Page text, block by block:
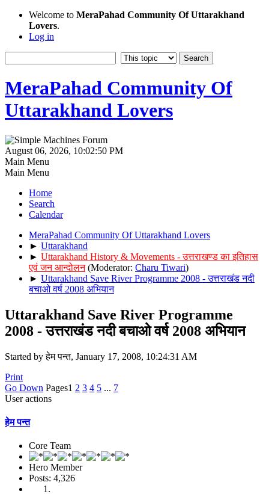
Welcome to MeraPahad Community Of Uttarakhand
Lovers.
Log in
MeraPahad Community Of
Uttarakhand Lovers
August 06, 2026, 10:02:50 PM
Main Menu
Main Menu
Home
Search
Calendar
MeraPahad Community Of Uttarakhand Lovers
► Uttarakhand
► Uttarakhand History & Movements - उत्तराखण्ड का इतिहास
एवं जन आन्दोलन (Moderator: Charu Tiwari)
► Uttarakhand Save River Programme 2008 - उत्तराखंड नदी
बचाओ वर्ष 2008 अभियान
Uttarakhand Save River Programme
2008 - उत्तराखंड नदी बचाओ वर्ष 2008 अभियान
Started by हेम पन्त, January 17, 2008, 10:24:31 AM
Print
Go Down Pages1 2 3 4 5 ... 7
User actions
हेम पन्त
Core Team
Hero Member
Posts: 4,326